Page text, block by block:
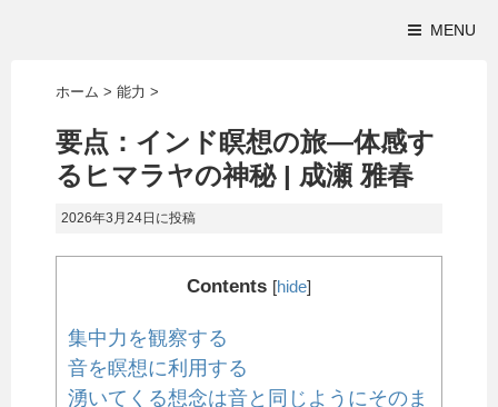
MENU
ホーム > 能力 >
要点：インド瞑想の旅―体感す
るヒマラヤの神秘 | 成瀬 雅春
2026年3月24日 に投稿
Contents [hide]
集中力を観察する
音を瞑想に利用する
湧いてくる想念は音と同じようにそのま